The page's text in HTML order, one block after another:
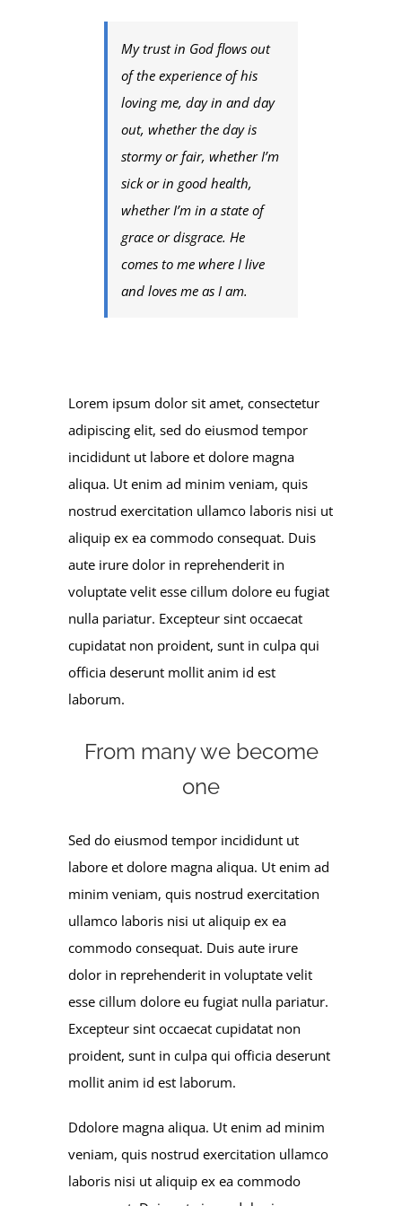
My trust in God flows out
of the experience of his
loving me, day in and day
out, whether the day is
stormy or fair, whether I’m
sick or in good health,
whether I’m in a state of
grace or disgrace. He
comes to me where I live
and loves me as I am.
Lorem ipsum dolor sit amet, consectetur
adipiscing elit, sed do eiusmod tempor
incididunt ut labore et dolore magna
aliqua. Ut enim ad minim veniam, quis
nostrud exercitation ullamco laboris nisi ut
aliquip ex ea commodo consequat. Duis
aute irure dolor in reprehenderit in
voluptate velit esse cillum dolore eu fugiat
nulla pariatur. Excepteur sint occaecat
cupidatat non proident, sunt in culpa qui
officia deserunt mollit anim id est
laborum.
From many we become
one
Sed do eiusmod tempor incididunt ut
labore et dolore magna aliqua. Ut enim ad
minim veniam, quis nostrud exercitation
ullamco laboris nisi ut aliquip ex ea
commodo consequat. Duis aute irure
dolor in reprehenderit in voluptate velit
esse cillum dolore eu fugiat nulla pariatur.
Excepteur sint occaecat cupidatat non
proident, sunt in culpa qui officia deserunt
mollit anim id est laborum.
Ddolore magna aliqua. Ut enim ad minim
veniam, quis nostrud exercitation ullamco
laboris nisi ut aliquip ex ea commodo